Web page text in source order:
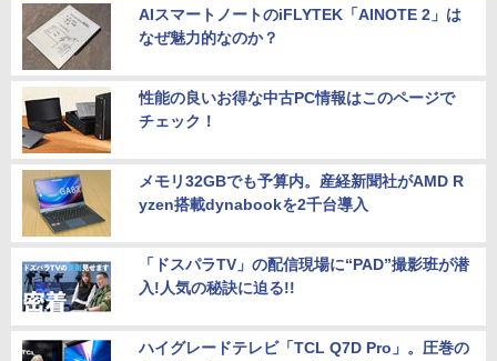
AIスマートノートのiFLYTEK「AINOTE 2」は
なぜ魅力的なのか？
性能の良いお得な中古PC情報はこのページで
チェック！
メモリ32GBでも予算内。産経新聞社がAMD R
yzen搭載dynabookを2千台導入
「ドスパラTV」の配信現場に“PAD”撮影班が潜
入!人気の秘訣に迫る!!
ハイグレードテレビ「TCL Q7D Pro」。圧巻の